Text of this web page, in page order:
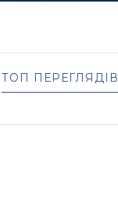
ТОП ПЕРЕГЛЯДІВ